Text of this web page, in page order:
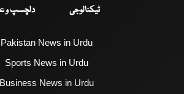
ٹیکنالوجی
دلچسپ و
Pakistan News in Urdu
Sports News in Urdu
Business News in Urdu